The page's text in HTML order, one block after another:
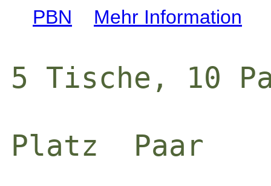
PBN
Mehr Information
5 Tische, 10
Platz  Paar